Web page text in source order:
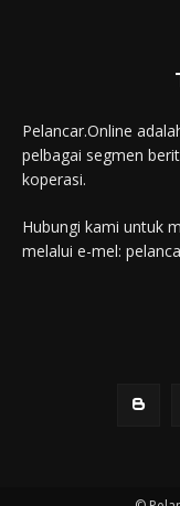
Pelancar.Online
pelbagai segmen
koperasi.
Hubungi kami untuk
melalui e-mel: